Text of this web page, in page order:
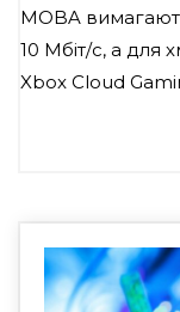
MOBA
10 Мбіт/с, а для
Xbox Cloud